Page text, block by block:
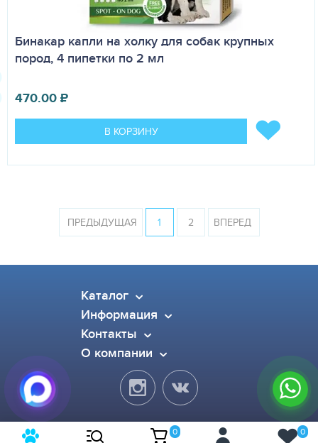
Бинакар капли на холку для собак крупных
пород, 4 пипетки по 2 мл
470.00₽
В КОРЗИНУ
ПРЕДЫДУЩАЯ 1 2 ВПЕРЕД
Каталог
Информация
Контакты
О компании
© 2015-2026 Pet Dog. Все права защищены.
0 0